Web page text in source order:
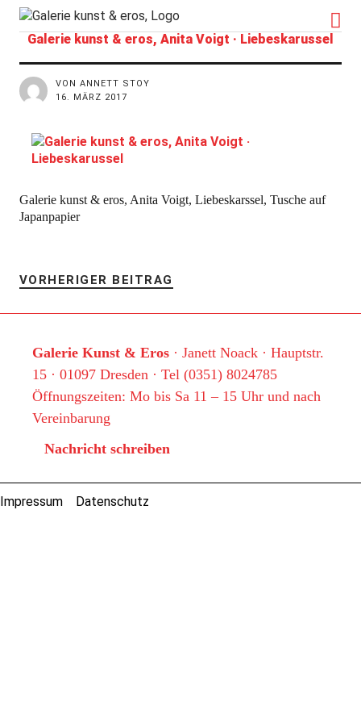
kunst&eros
Galerie kunst & eros, Anita Voigt · Liebeskarussel
VON ANNETT STOY
16. MÄRZ 2017
Galerie kunst & eros, Anita Voigt, Liebeskarssel, Tusche auf
Japanpapier
VORHERIGER BEITRAG
Galerie Kunst & Eros · Janett Noack · Hauptstr.
15 · 01097 Dresden · Tel (0351) 8024785
Öffnungszeiten: Mo bis Sa 11 – 15 Uhr und nach
Vereinbarung
Nachricht schreiben
Impressum Datenschutz